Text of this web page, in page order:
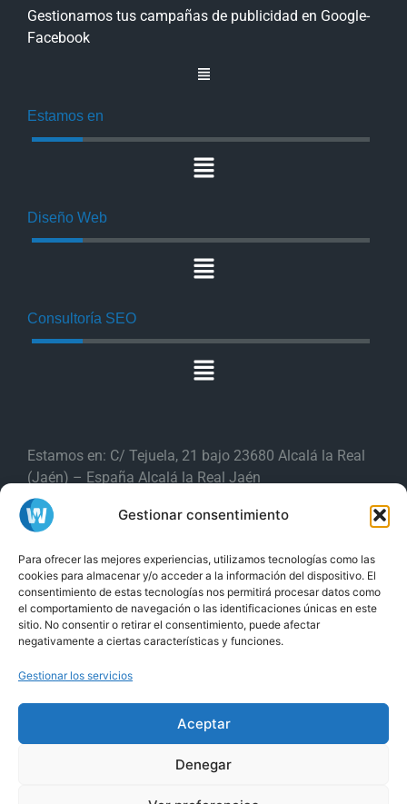
Gestionar consentimiento
Para ofrecer las mejores experiencias, utilizamos tecnologías como las
cookies para almacenar y/o acceder a la información del dispositivo. El
consentimiento de estas tecnologías nos permitirá procesar datos como
el comportamiento de navegación o las identificaciones únicas en este
sitio. No consentir o retirar el consentimiento, puede afectar
negativamente a ciertas características y funciones.
Gestionar los servicios
Aceptar
Denegar
Gestionamos tus campañas de publicidad en Google-
Facebook
Estamos en
Diseño Web
Consultoría SEO
Estamos en: C/ Tejuela, 21 bajo 23680 Alcalá la Real
(Jaén) – España Alcalá la Real Jaén
ISPGestión Provider S.L
Tel. (+34) 853 88 11 88yTel. (+34) 953
58 24 22
24/7 Soporte técnico
Producciones Webs, Creado por
Utilizamos cookies para ofrecerte la mejor experiencia en